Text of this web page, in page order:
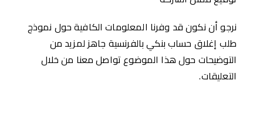
نرجو أن نكون قد وفرنا المعلومات الكافية حول نموذج
طلب إغلاق حساب بنكي بالفرنسية جاهز لمزيد من
التوضيحات حول هذا الموضوع تواصل معنا من خلال
التعليقات.